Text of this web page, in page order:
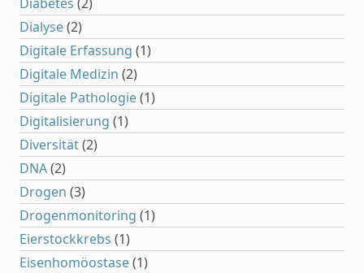
Diabetes (2)
Dialyse(2)
Digitale Erfassung (1)
Digitale Medizin (2)
Digitale Pathologie(1)
Digitalisierung (1)
Diversität(2)
DNA(2)
Drogen (3)
Drogenmonitoring (1)
Eierstockkrebs (1)
Eisenhomöostase(1)